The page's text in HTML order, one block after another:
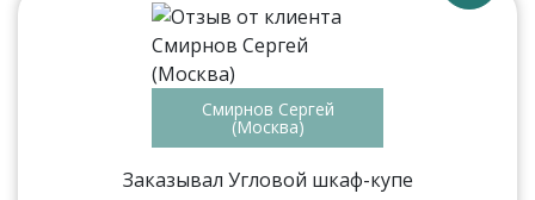
Смирнов Сергей
(Москва)
Заказывал Угловой шкаф-купе